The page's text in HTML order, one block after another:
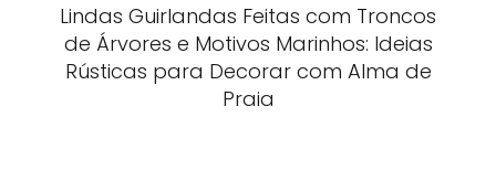
Lindas Guirlandas Feitas com Troncos
de Árvores e Motivos Marinhos: Ideias
Rústicas para Decorar com Alma de
Praia